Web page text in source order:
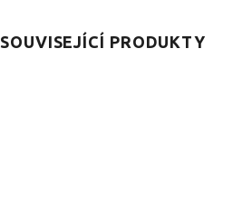
SOUVISEJÍCÍ PRODUKTY